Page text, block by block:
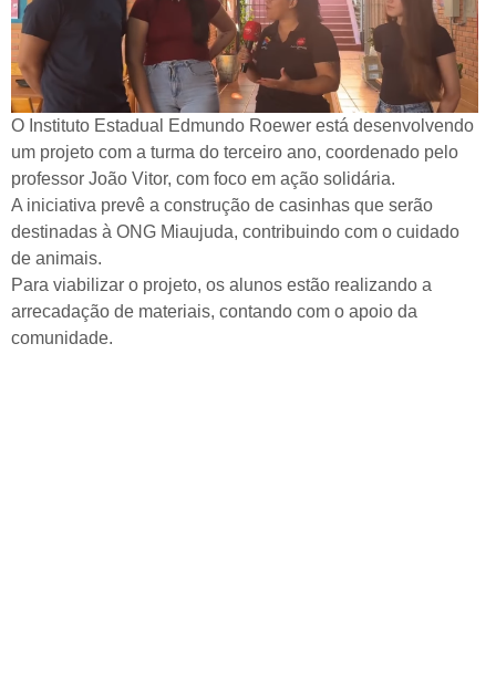
O Instituto Estadual Edmundo Roewer está desenvolvendo
um projeto com a turma do terceiro ano, coordenado pelo
professor João Vitor, com foco em ação solidária.
A iniciativa prevê a construção de casinhas que serão
destinadas à ONG Miaujuda, contribuindo com o cuidado
de animais.
Para viabilizar o projeto, os alunos estão realizando a
arrecadação de materiais, contando com o apoio da
comunidade.